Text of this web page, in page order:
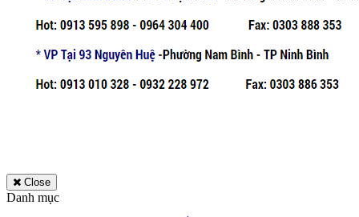
Close
Danh mục